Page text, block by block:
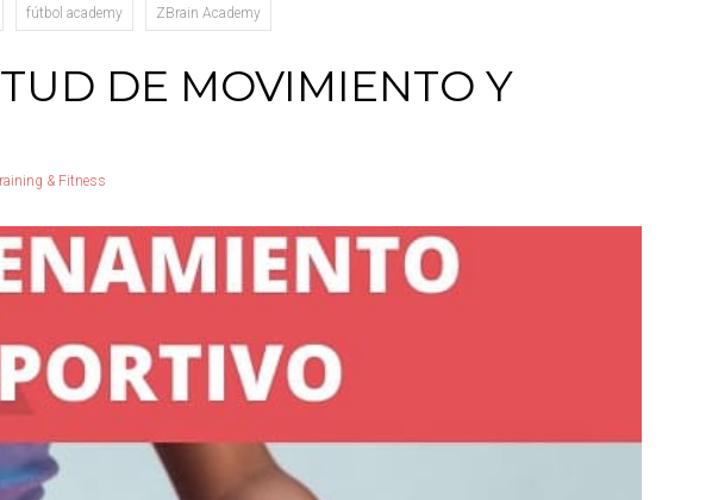
fútbol academy ZBrain Academy
DE MOVIMIENTO Y
& Fitness